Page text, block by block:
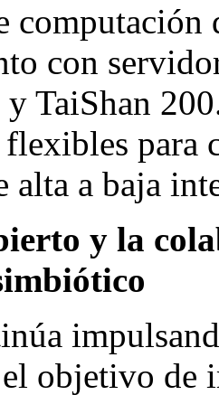
con
TaiShan
para
alta a baja
y la
objetivo de